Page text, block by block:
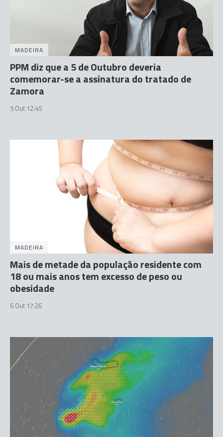
MADEIRA
PPM diz que a 5 de Outubro deveria
comemorar-se a assinatura do tratado de
Zamora
5 Out 12:45
MADEIRA
Mais de metade da população residente com
18 ou mais anos tem excesso de peso ou
obesidade
6 Out 17:26